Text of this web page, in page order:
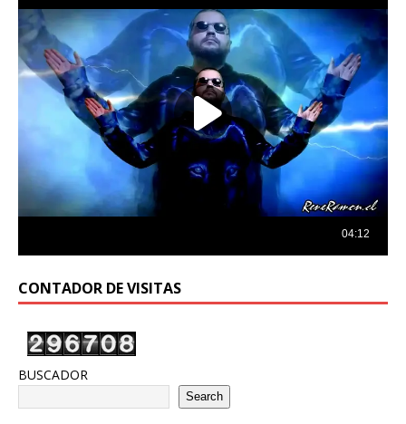
CONTADOR DE VISITAS
BUSCADOR
Search